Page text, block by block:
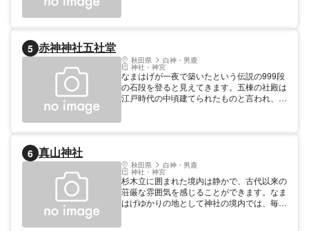
5 赤神神社五社堂
秋田県 白神・男鹿
神社・神宮
なまはげが一夜で築いたという伝説の999段
の石段を登ると見えてきます。五棟の社殿は
江戸時代の中頃建てられたものと言われ、向
6 真山神社
秋田県 白神・男鹿
神社・神宮
杉木立に囲まれた境内は静かで、古代以来の
荘厳な雰囲気を感じることができます。なま
はげゆかりの地として神社の境内では、毎年